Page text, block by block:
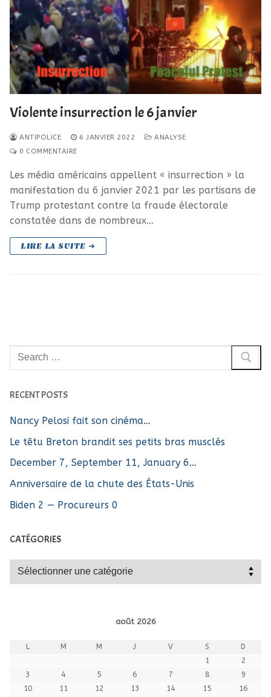
Violente insurrection le 6 janvier
ANTIPOLICE 6 JANVIER 2022
ANALYSE
0 COMMENTAIRE
Les média américains appellent « insurrection » la
manifestation du 6 janvier 2021 par les partisans de
Trump protestant contre la fraude électorale
constatée dans de nombreux…
LIRE LA SUITE ➜
Rechercher
:
RECENT POSTS
Nancy Pelosi fait son cinéma…
Le têtu Breton brandit ses petits bras musclés
December 7, September 11, January 6…
Anniversaire de la chute des États-Unis
Biden 2 — Procureurs 0
CATÉGORIES
Catégories
août 2026
L M M J V S
D
1
2
3
4 5 6 7 8
9
10
11 12 13 14 15
16